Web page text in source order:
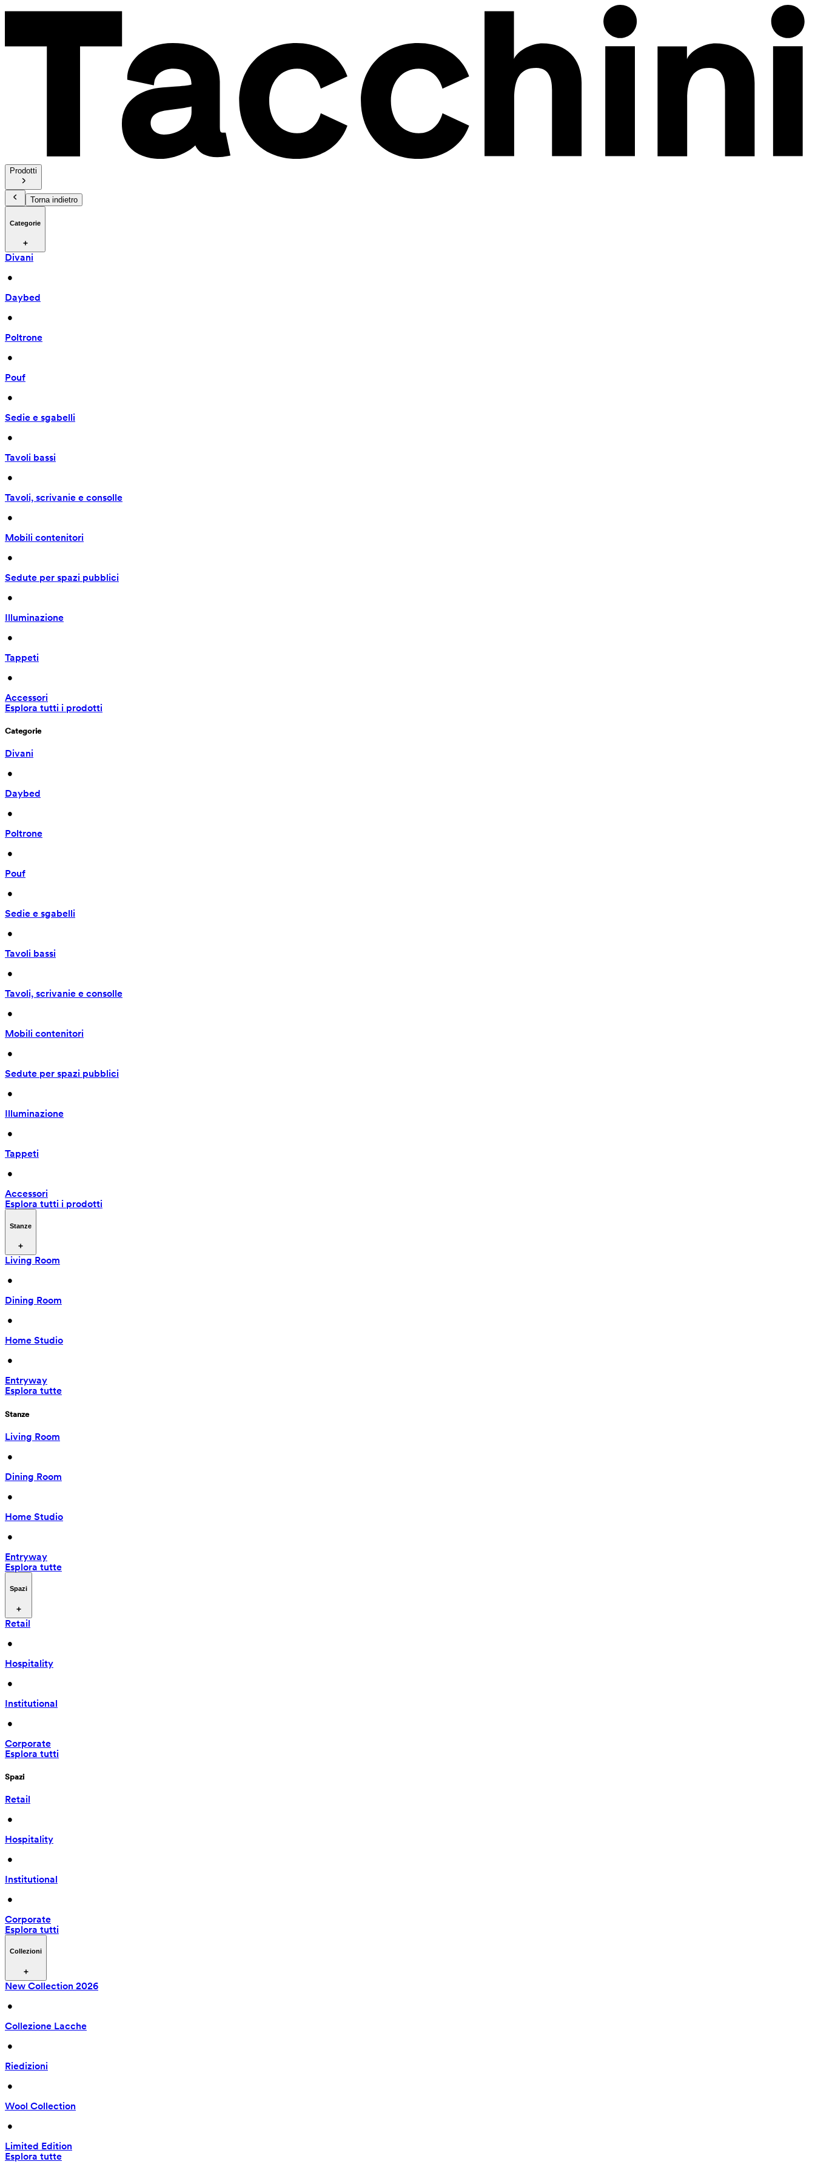
Prodotti
Torna indietro
Categorie
Divani
•
Daybed
•
Poltrone
•
Pouf
•
Sedie e sgabelli
•
Tavoli bassi
•
Tavoli, scrivanie e consolle
•
Mobili contenitori
•
Sedute per spazi pubblici
•
Illuminazione
•
Tappeti
•
Accessori
Esplora tutti i prodotti
Categorie
Divani
•
Daybed
•
Poltrone
•
Pouf
•
Sedie e sgabelli
•
Tavoli bassi
•
Tavoli, scrivanie e consolle
•
Mobili contenitori
•
Sedute per spazi pubblici
•
Illuminazione
•
Tappeti
•
Accessori
Esplora tutti i prodotti
Stanze
Living Room
•
Dining Room
•
Home Studio
•
Entryway
Esplora tutte
Stanze
Living Room
•
Dining Room
•
Home Studio
•
Entryway
Esplora tutte
Spazi
Retail
•
Hospitality
•
Institutional
•
Corporate
Esplora tutti
Spazi
Retail
•
Hospitality
•
Institutional
•
Corporate
Esplora tutti
Collezioni
New Collection 2026
•
Collezione Lacche
•
Riedizioni
•
Wool Collection
•
Limited Edition
Esplora tutte